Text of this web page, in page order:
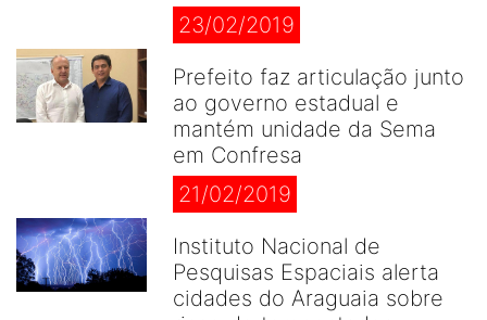
23/02/2019
Prefeito faz articulação junto
ao governo estadual e
mantém unidade da Sema
em Confresa
21/02/2019
Instituto Nacional de
Pesquisas Espaciais alerta
cidades do Araguaia sobre